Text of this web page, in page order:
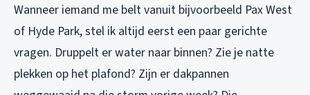
Wanneer iemand me belt vanuit bijvoorbeeld Pax West
of Hyde Park, stel ik altijd eerst een paar gerichte
vragen. Druppelt er water naar binnen? Zie je natte
plekken op het plafond? Zijn er dakpannen